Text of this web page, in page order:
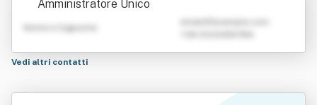
Amministratore Unico
Nome e Cognome
Vedi altri contatti